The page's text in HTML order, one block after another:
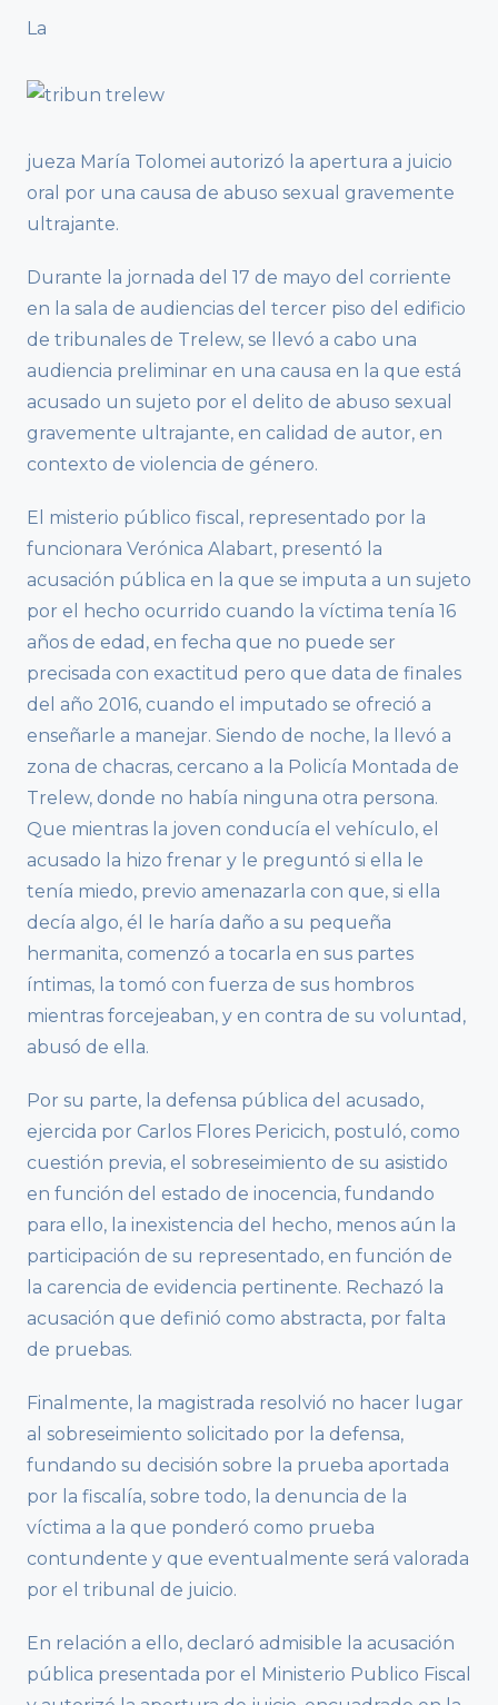
La
jueza María Tolomei autorizó la apertura a juicio
oral por una causa de abuso sexual gravemente
ultrajante.
Durante la jornada del 17 de mayo del corriente
en la sala de audiencias del tercer piso del edificio
de tribunales de Trelew, se llevó a cabo una
audiencia preliminar en una causa en la que está
acusado un sujeto por el delito de abuso sexual
gravemente ultrajante, en calidad de autor, en
contexto de violencia de género.
El misterio público fiscal, representado por la
funcionara Verónica Alabart, presentó la
acusación pública en la que se imputa a un sujeto
por el hecho ocurrido cuando la víctima tenía 16
años de edad, en fecha que no puede ser
precisada con exactitud pero que data de finales
del año 2016, cuando el imputado se ofreció a
enseñarle a manejar. Siendo de noche, la llevó a
zona de chacras, cercano a la Policía Montada de
Trelew, donde no había ninguna otra persona.
Que mientras la joven conducía el vehículo, el
acusado la hizo frenar y le preguntó si ella le
tenía miedo, previo amenazarla con que, si ella
decía algo, él le haría daño a su pequeña
hermanita, comenzó a tocarla en sus partes
íntimas, la tomó con fuerza de sus hombros
mientras forcejeaban, y en contra de su voluntad,
abusó de ella.
Por su parte, la defensa pública del acusado,
ejercida por Carlos Flores Pericich, postuló, como
cuestión previa, el sobreseimiento de su asistido
en función del estado de inocencia, fundando
para ello, la inexistencia del hecho, menos aún la
participación de su representado, en función de
la carencia de evidencia pertinente. Rechazó la
acusación que definió como abstracta, por falta
de pruebas.
Finalmente, la magistrada resolvió no hacer lugar
al sobreseimiento solicitado por la defensa,
fundando su decisión sobre la prueba aportada
por la fiscalía, sobre todo, la denuncia de la
víctima a la que ponderó como prueba
contundente y que eventualmente será valorada
por el tribunal de juicio.
En relación a ello, declaró admisible la acusación
pública presentada por el Ministerio Publico Fiscal